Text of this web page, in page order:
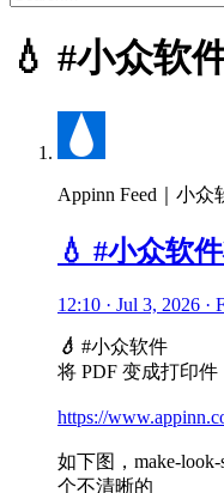
💧 #小众软
Appinn Feed｜小众
💧 #小众软
12:10 · Jul 3, 2026 ·
💧 #小众软件
将 PDF 变成打印件
https://
如下图，make-
个不清晰的